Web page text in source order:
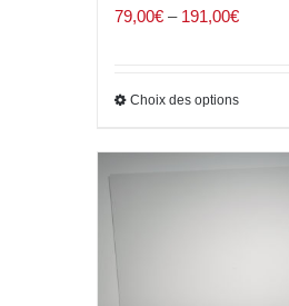
79,00€ – 191,00€
Choix des options